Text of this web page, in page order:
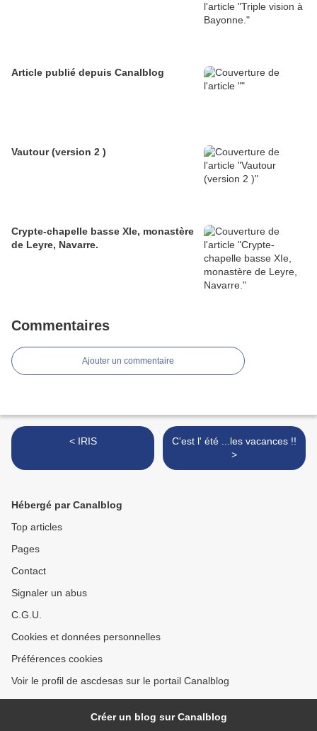
Article publié depuis Canalblog
Vautour (version 2 )
Crypte-chapelle basse XIe, monastère
de Leyre, Navarre.
Commentaires
Ajouter un commentaire
< IRIS
C'est l' été ...les vacances !!
>
Hébergé par Canalblog
Top articles
Pages
Contact
Signaler un abus
C.G.U.
Cookies et données personnelles
Préférences cookies
Voir le profil de ascdesas sur le portail Canalblog
Créer un blog sur Canalblog